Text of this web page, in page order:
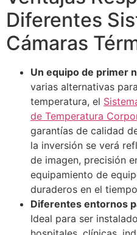
Diferentes
Cámaras
Un equipo de primer
varias alternativas
temperatura, el
de Temperatura
garantías de calidad
la inversión se verá
de imagen, precisión
equipamiento de
duraderos en el
Diferentes entornos
Ideal para ser